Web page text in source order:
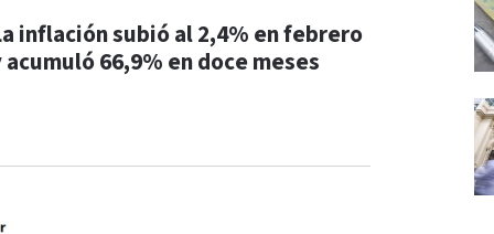
inflación subió al 2,4% en febrero
acumuló 66,9% en doce meses